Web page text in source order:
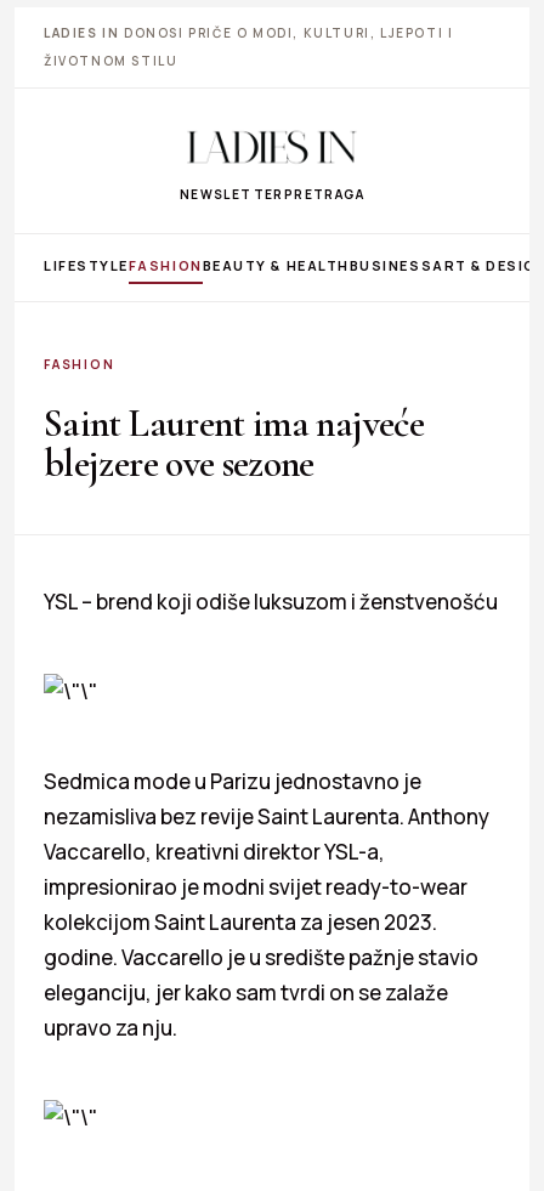
LADIES IN DONOSI PRIČE O MODI, KULTURI, LJEPOTI I
ŽIVOTNOM STILU
NEWSLETTER PRETRAGA
LIFESTYLEFASHIONBEAUTY & HEALTHBUSINESS ART &
FASHION
Saint Laurent ima najveće
blejzere ove sezone
YSL – brend koji odiše luksuzom i ženstvenošću
Sedmica mode u Parizu jednostavno je
nezamisliva bez revije Saint Laurenta. Anthony
Vaccarello, kreativni direktor YSL-a,
impresionirao je modni svijet ready-to-wear
kolekcijom Saint Laurenta za jesen 2023.
godine. Vaccarello je u središte pažnje stavio
eleganciju, jer kako sam tvrdi on se zalaže
upravo za nju.